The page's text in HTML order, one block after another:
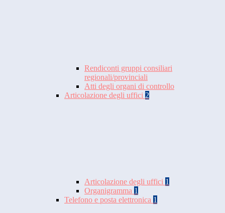
Rendiconti gruppi consiliari
regionali/provinciali
Atti degli organi di controllo
Articolazione degli uffici 2
Articolazione degli uffici 1
Organigramma 1
Telefono e posta elettronica 1